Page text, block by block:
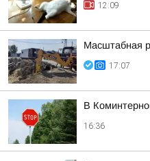
12:09
Масштабная
17:07
В
16:36